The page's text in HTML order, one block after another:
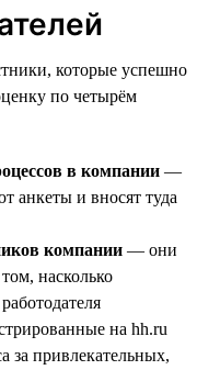
которые успешно
по четырём
в компании —
анкеты и вносят туда
компании — они
насколько
на hh.ru
за привлекательных,